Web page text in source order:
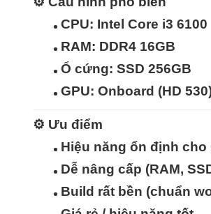
CPU: Intel Core i3 6100
RAM: DDR4 16GB
Ổ cứng: SSD 256GB
GPU: Onboard (HD
⚙️ Ưu điểm
Hiệu năng ổn định cho
Dễ nâng cấp (RAM,
Build rất bền (chuẩn